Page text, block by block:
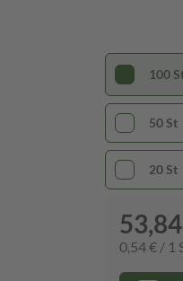
100
50 St
20 St
0,54 € / 1